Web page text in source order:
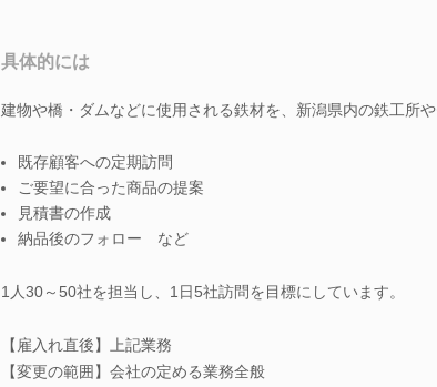
具体的には
建物や橋・ダムなどに使用される鉄材を、新潟県内の鉄工所や
既存顧客への定期訪問
ご要望に合った商品の提案
見積書の作成
納品後のフォロー など
1人30～50社を担当し、1日5社訪問を目標にしています。
【雇入れ直後】上記業務
【変更の範囲】会社の定める業務全般